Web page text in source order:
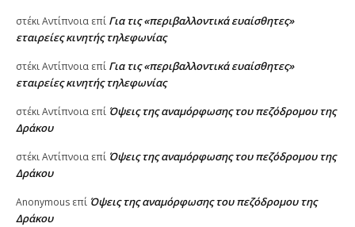
στέκι Αντίπνοια επί Για τις «περιβαλλοντικά ευαίσθητες»
εταιρείες κινητής τηλεφωνίας
στέκι Αντίπνοια επί Για τις «περιβαλλοντικά ευαίσθητες»
εταιρείες κινητής τηλεφωνίας
στέκι Αντίπνοια επί Όψεις της αναμόρφωσης του πεζόδρομου της
Δράκου
στέκι Αντίπνοια επί Όψεις της αναμόρφωσης του πεζόδρομου της
Δράκου
Anonymous επί Όψεις της αναμόρφωσης του πεζόδρομου της
Δράκου